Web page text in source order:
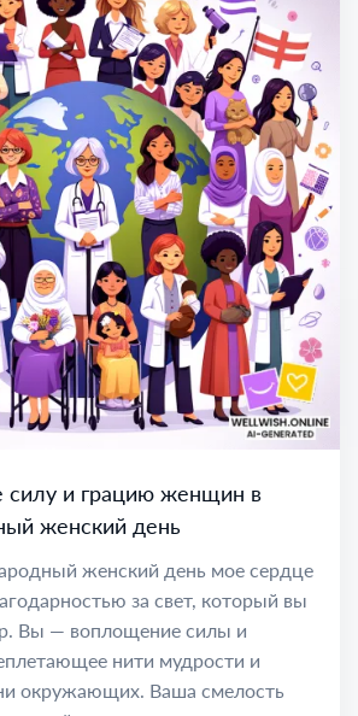
силу и грацию женщин в
женский день
женский день мое сердце
за свет, который вы
Вы — воплощение силы и
нити мудрости и
окружающих. Ваша смелость